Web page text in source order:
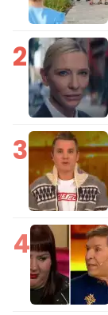
2
3
4